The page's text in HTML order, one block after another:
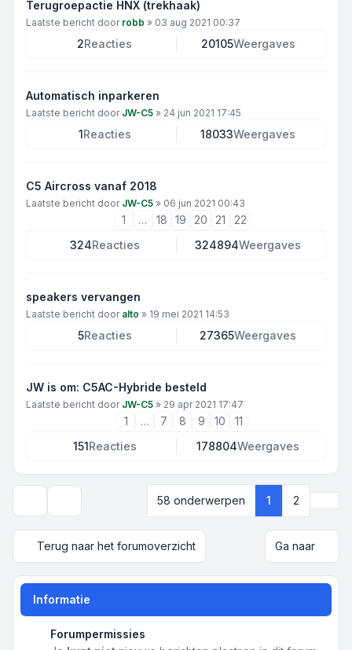
Terugroepactie HNX (trekhaak)
Laatste bericht door robb » 03 aug 2021 00:37
2Reacties 20105Weergaves
Automatisch inparkeren
Laatste bericht door JW-C5 » 24 jun 2021 17:45
1Reacties 18033Weergaves
C5 Aircross vanaf 2018
Laatste bericht door JW-C5 » 06 jun 2021 00:43
1 … 18 19 20 21
22
324Reacties 324894Weergaves
speakers vervangen
Laatste bericht door alto » 19 mei 2021 14:53
5Reacties 27365Weergaves
JW is om: C5AC-Hybride besteld
Laatste bericht door JW-C5 » 29 apr 2021 17:47
1 … 7 8 9 10
11
151Reacties 178804Weergaves
Weergave- en sorteeropties
58 onderwerpen 1 2
Terug naar het forumoverzicht Ga naar
Informatie
Forumpermissies